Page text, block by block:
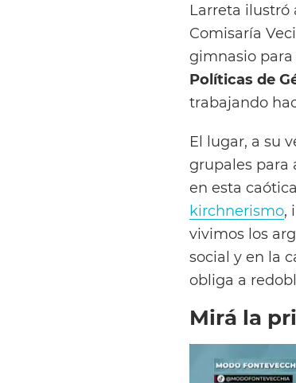
Larreta ilustró
Comisaría
gimnasio
Políticas de
trabajando
El lugar, a su
grupales para
en esta
kirchnerismo,
vivimos los
social y en la
obliga a
Mirá la